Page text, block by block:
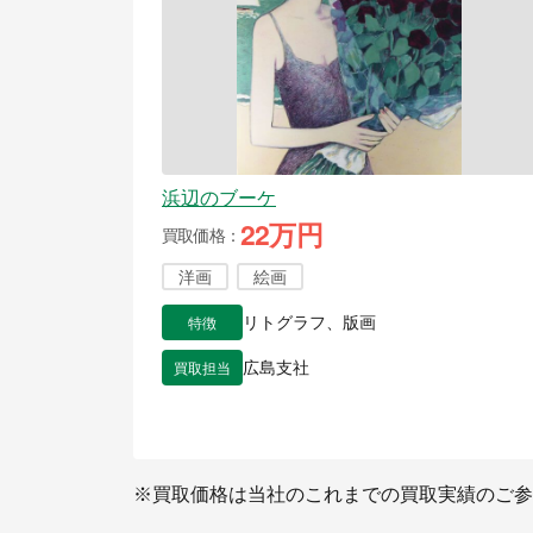
浜辺のブーケ
買取価格 22万円
洋画 絵画
特徴 リトグラフ、版画
買取担当 広島支社
※買取価格は当社のこれまでの買取実績のご